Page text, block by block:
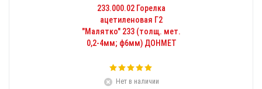
233.000.02 Горелка
ацетиленовая Г2
"Малятко" 233 (толщ. мет.
0,2-4мм; ф6мм) ДОНМЕТ
Нет в наличии